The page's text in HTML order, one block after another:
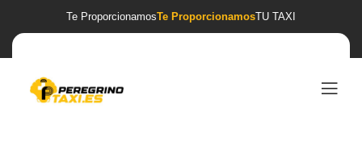
Te ProporcionamosTe ProporcionamosTU TAXI